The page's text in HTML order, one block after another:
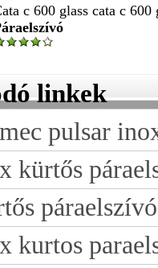
c 600 glass cata c 600
linkek
pulsar
kürtős
kurtos